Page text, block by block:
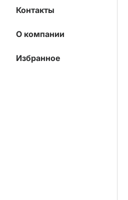
Контакты
О компании
Избранное